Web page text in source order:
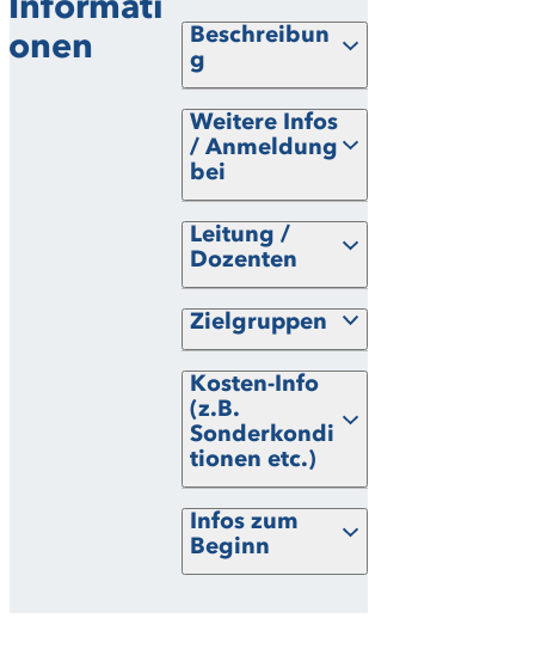
onen
Beschreibun
g
Weitere Infos
/ Anmeldung
bei
Leitung /
Dozenten
Zielgruppen
Kosten-Info
(z.B.
Sonderkondi
tionen etc.)
Infos zum
Beginn